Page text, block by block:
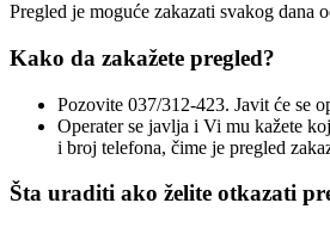
Pregled je moguće zakazati svakog dana
Kako da zakažete pregled?
Pozovite 037/312-423. Javit će se
Operater se javlja i Vi mu kažete
i broj telefona, čime je pregled
Šta uraditi ako želite otkazati